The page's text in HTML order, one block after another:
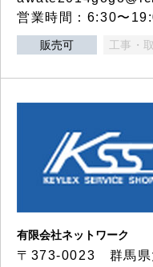
営業時間：6:30〜
販売可 工事・
有限会社ネットワーク
〒373-0023 群馬県